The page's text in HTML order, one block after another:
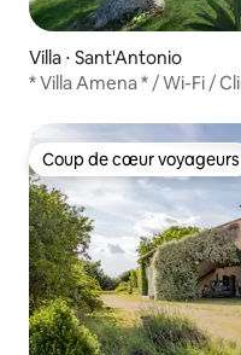
Villa ⋅ Sant'Antonio
* Villa Amena * / Wi-Fi /
Coup de cœur voyageurs
Coup de cœur voyageurs